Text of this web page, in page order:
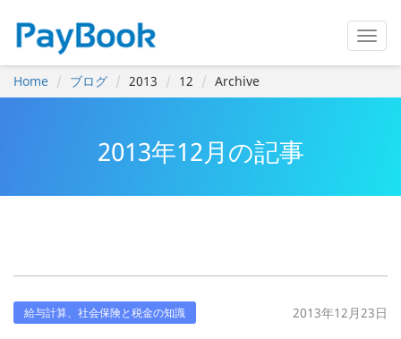
Home ブログ 2013 12 Archive
2013年12月の記事
給与計算、社会保険と税金の知識 2013年12月23日